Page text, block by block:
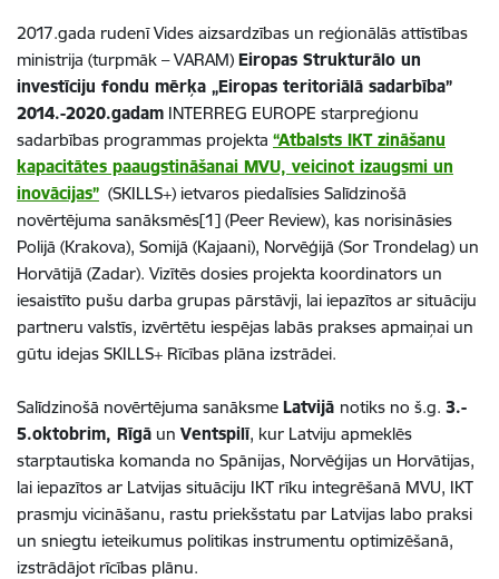
2017.gada rudenī Vides aizsardzības un reģionālās attīstības
ministrija (turpmāk – VARAM) Eiropas Strukturālo un
investīciju fondu mērķa „Eiropas teritoriālā sadarbība”
2014.-2020.gadam INTERREG EUROPE starpreģionu
sadarbības programmas projekta “Atbalsts IKT zināšanu
kapacitātes paaugstināšanai MVU, veicinot izaugsmi un
inovācijas” (SKILLS+) ietvaros piedalīsies Salīdzinošā
novērtējuma sanāksmēs[1] (Peer Review), kas norisināsies
Polijā (Krakova), Somijā (Kajaani), Norvēģijā (Sor Trondelag) un
Horvātijā (Zadar). Vizītēs dosies projekta koordinators un
iesaistīto pušu darba grupas pārstāvji, lai iepazītos ar situāciju
partneru valstīs, izvērtētu iespējas labās prakses apmaiņai un
gūtu idejas SKILLS+ Rīcības plāna izstrādei.
Salīdzinošā novērtējuma sanāksme Latvijā notiks no š.g. 3.-
5.oktobrim, Rīgā un Ventspilī, kur Latviju apmeklēs
starptautiska komanda no Spānijas, Norvēģijas un Horvātijas,
lai iepazītos ar Latvijas situāciju IKT rīku integrēšanā MVU, IKT
prasmju vicināšanu, rastu priekšstatu par Latvijas labo praksi
un sniegtu ieteikumus politikas instrumentu optimizēšanā,
izstrādājot rīcības plānu.